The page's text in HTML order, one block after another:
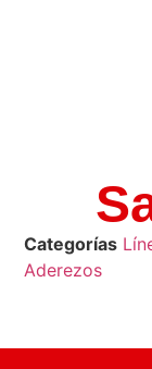
Categorías
Aderezos